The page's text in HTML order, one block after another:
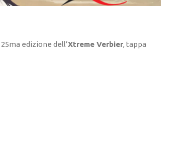
edizione dell’Xtreme Verbier, tappa